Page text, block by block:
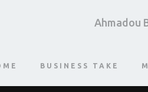
Ahmadou
BUSINESS TAKE